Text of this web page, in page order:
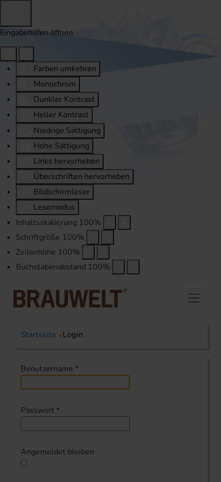
Eingabehilfen öffnen
Farben umkehren
Monochrom
Dunkler Kontrast
Heller Kontrast
Niedrige Sättigung
Hohe Sättigung
Links hervorheben
Überschriften hervorheben
Bildschirmleser
Lesemodus
Inhaltsskalierung 100%
Schriftgröße 100%
Zeilenhöhe 100%
Buchstabenabstand 100%
Startseite Login
Benutzername *
Passwort *
Angemeldet bleiben